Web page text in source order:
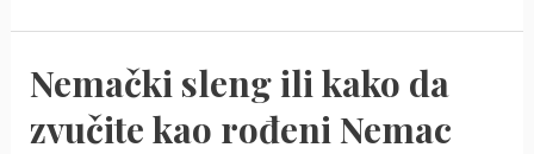
nemačkoj
rečenici
Nemački sleng ili kako da
zvučite kao rođeni Nemac